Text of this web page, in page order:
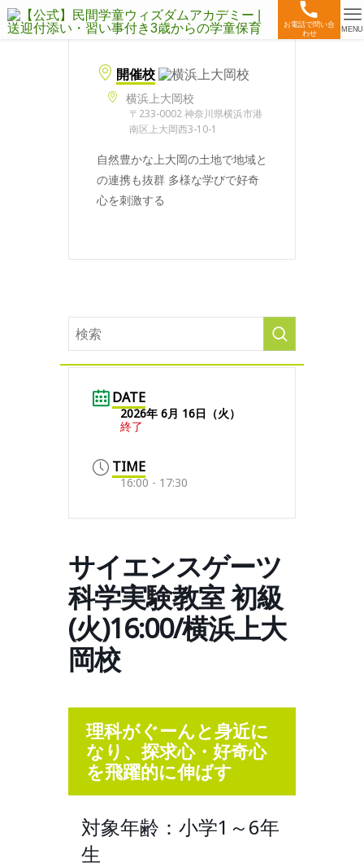
お電話で問い合
わせ
MENU
開催校
横浜上大岡校
〒233-0002 神奈川県横浜市港
南区上大岡西3-10-1
自然豊かな上大岡の土地で地域と
の連携も抜群 多様な学びで好奇
心を刺激する
DATE
2026年 6月 16日（火）
終了
TIME
16:00 - 17:30
サイエンスゲーツ
科学実験教室 初級
(火)16:00/横浜上大
岡校
理科がぐーんと身近に
なり、探求心・好奇心
を飛躍的に伸ばす
対象年齢：小学1～6年
生